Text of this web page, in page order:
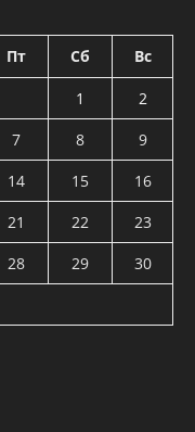
Пт Сб Вс
1
2
7 8
9
14 15
16
21 22
23
28 29
30